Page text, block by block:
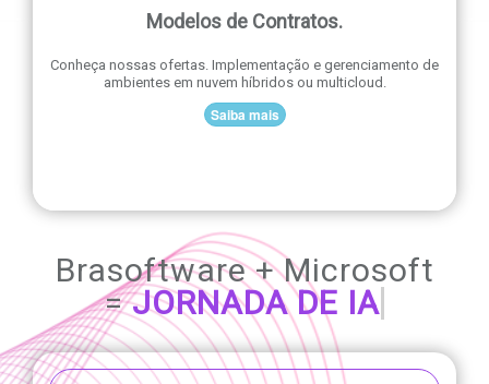
Modelos de Contratos.
Conheça nossas ofertas. Implementação e gerenciamento de
ambientes em nuvem híbridos ou multicloud.
Saiba mais
Brasoftware + Microsoft
=